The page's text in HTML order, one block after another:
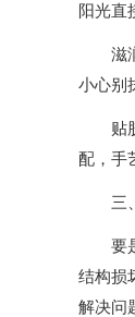
阳光直
滋润
小心别
贴肤
配，手
三、
要是
结构损
解决问